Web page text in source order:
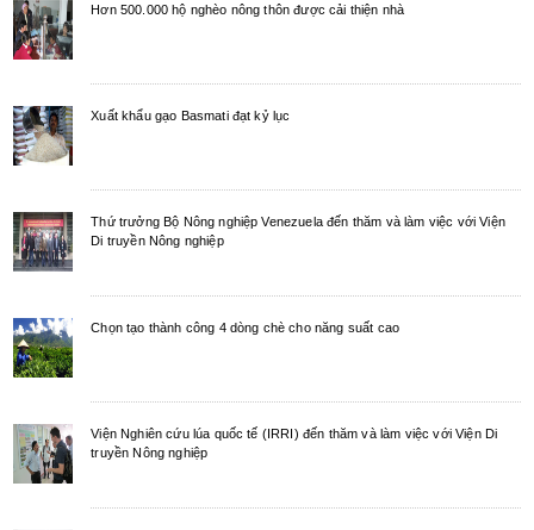
Hơn 500.000 hộ nghèo nông thôn được cải thiện nhà
Xuất khẩu gạo Basmati đạt kỷ lục
Thứ trưởng Bộ Nông nghiệp Venezuela đến thăm và làm việc với Viện
Di truyền Nông nghiệp
Chọn tạo thành công 4 dòng chè cho năng suất cao
Viện Nghiên cứu lúa quốc tế (IRRI) đến thăm và làm việc với Viện Di
truyền Nông nghiệp